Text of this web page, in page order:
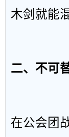
木剑就能
二、不可
在公会团